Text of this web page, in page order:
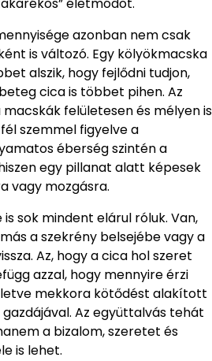
életmódot.
azonban nem csak
is változó. Egy kölyökmacska
alszik, hogy fejlődni tudjon,
cica is többet pihen. Az
felületesen és mélyen is
szemmel figyelve a
éberség szintén a
egy pillanat alatt képesek
vagy mozgásra.
sok mindent elárul róluk. Van,
a szekrény belsejébe vagy a
Az, hogy a cica hol szeret
azzal, hogy mennyire érzi
mekkora kötődést alakított
Az együttalvás tehát
a bizalom, szeretet és
is lehet.